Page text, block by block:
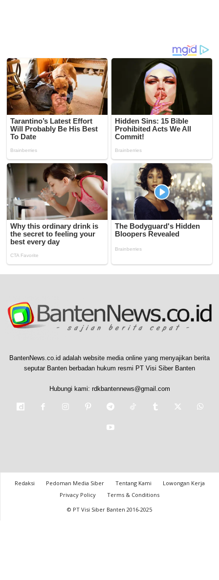
BantenNews.co.id adalah website media online yang menyajikan berita
seputar Banten berbadan hukum resmi PT Visi Siber Banten
Hubungi kami: rdkbantennews@gmail.com
Redaksi Pedoman Media Siber Tentang Kami
Lowongan Kerja
Privacy Policy
Terms & Conditions
© PT Visi Siber Banten 2016-2025